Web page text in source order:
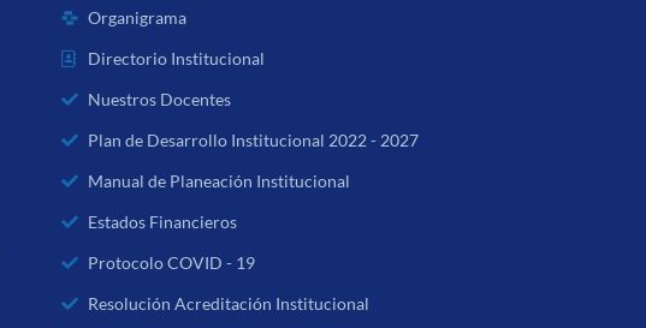
Organigrama
Directorio Institucional
Nuestros Docentes
Plan de Desarrollo Institucional 2022 - 2027
Manual de Planeación Institucional
Estados Financieros
Protocolo COVID - 19
Resolución Acreditación Institucional